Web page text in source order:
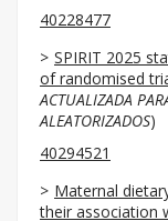
40228477
SPIRIT 2025
of randomised
ACTUALIZADA
ALEATORIZADOS)
40294521
Maternal
their association